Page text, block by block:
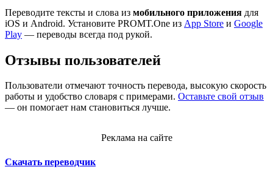
Переводите тексты и слова из мобильного приложения для
iOS и Android. Установите PROMT.One из App Store и Google
Play — переводы всегда под рукой.
Отзывы пользователей
Пользователи отмечают точность перевода, высокую скорость
работы и удобство словаря с примерами. Оставьте свой отзыв
— он помогает нам становиться лучше.
Реклама на сайте
Скачать переводчик